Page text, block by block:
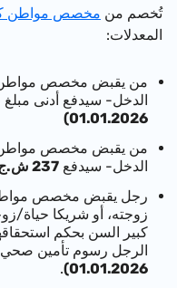
تُخصم منمخصص مواطن
المعدلات:
من يقبض مخصص مواطن
الدخل- سيدفع أدنى مبلغ
01.01.2026)
من يقبض مخصص مواطن
الدخل- سيدفع237 ش.ج. (إبتداءً من- 01.01.2026)
رجل يقبض مخصص مواطن
زوجته، أو شريكا حياة/
كبير السن بحكم
الرجل رسوم تأمين صحي
01.01.2026)
.